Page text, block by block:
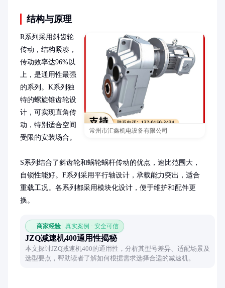
结构与原理
常州市汇鑫机电设备有限公司
R系列采用斜齿轮
传动，结构紧凑，
传动效率达96%以
上，是通用性最强
的系列。K系列独
特的螺旋锥齿轮设
计，可实现直角传
动，特别适合空间
受限的安装场合。
S系列结合了斜齿轮和蜗轮蜗杆传动的优点，速比范围大，
自锁性能好。F系列采用平行轴设计，承载能力突出，适合
重载工况。各系列都采用模块化设计，便于维护和配件更
换。
商家经验 真实案例 · 安全可信
JZQ减速机400通用性揭秘
本文探讨JZQ减速机400的通用性，分析其型号差异、适配场景及
选型要点，帮助读者了解如何根据需求选择合适的减速机。